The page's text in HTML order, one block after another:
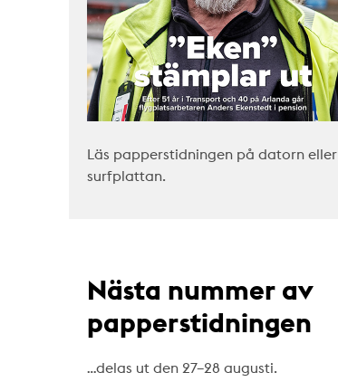
Läs papperstidningen på datorn eller
surfplattan.
Nästa nummer av
papperstidningen
…delas ut den 27–28 augusti.